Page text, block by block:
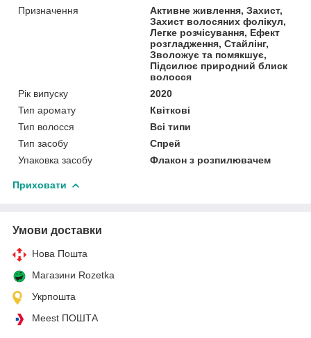
Призначення
Активне живлення, Захист,
Захист волосяних фолікул,
Легке розчісування, Ефект
розгладження, Стайлінг,
Зволожує та помякшує,
Підсилює природний блиск
волосся
Рік випуску
2020
Тип аромату
Квіткові
Тип волосся
Всі типи
Тип засобу
Спрей
Упаковка засобу
Флакон з розпилювачем
Приховати
Умови доставки
Нова Пошта
Магазини Rozetka
Укрпошта
Meest ПОШТА